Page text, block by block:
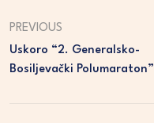
PREVIOUS
Uskoro “2. Generalsko-
Bosiljevački Polumaraton”